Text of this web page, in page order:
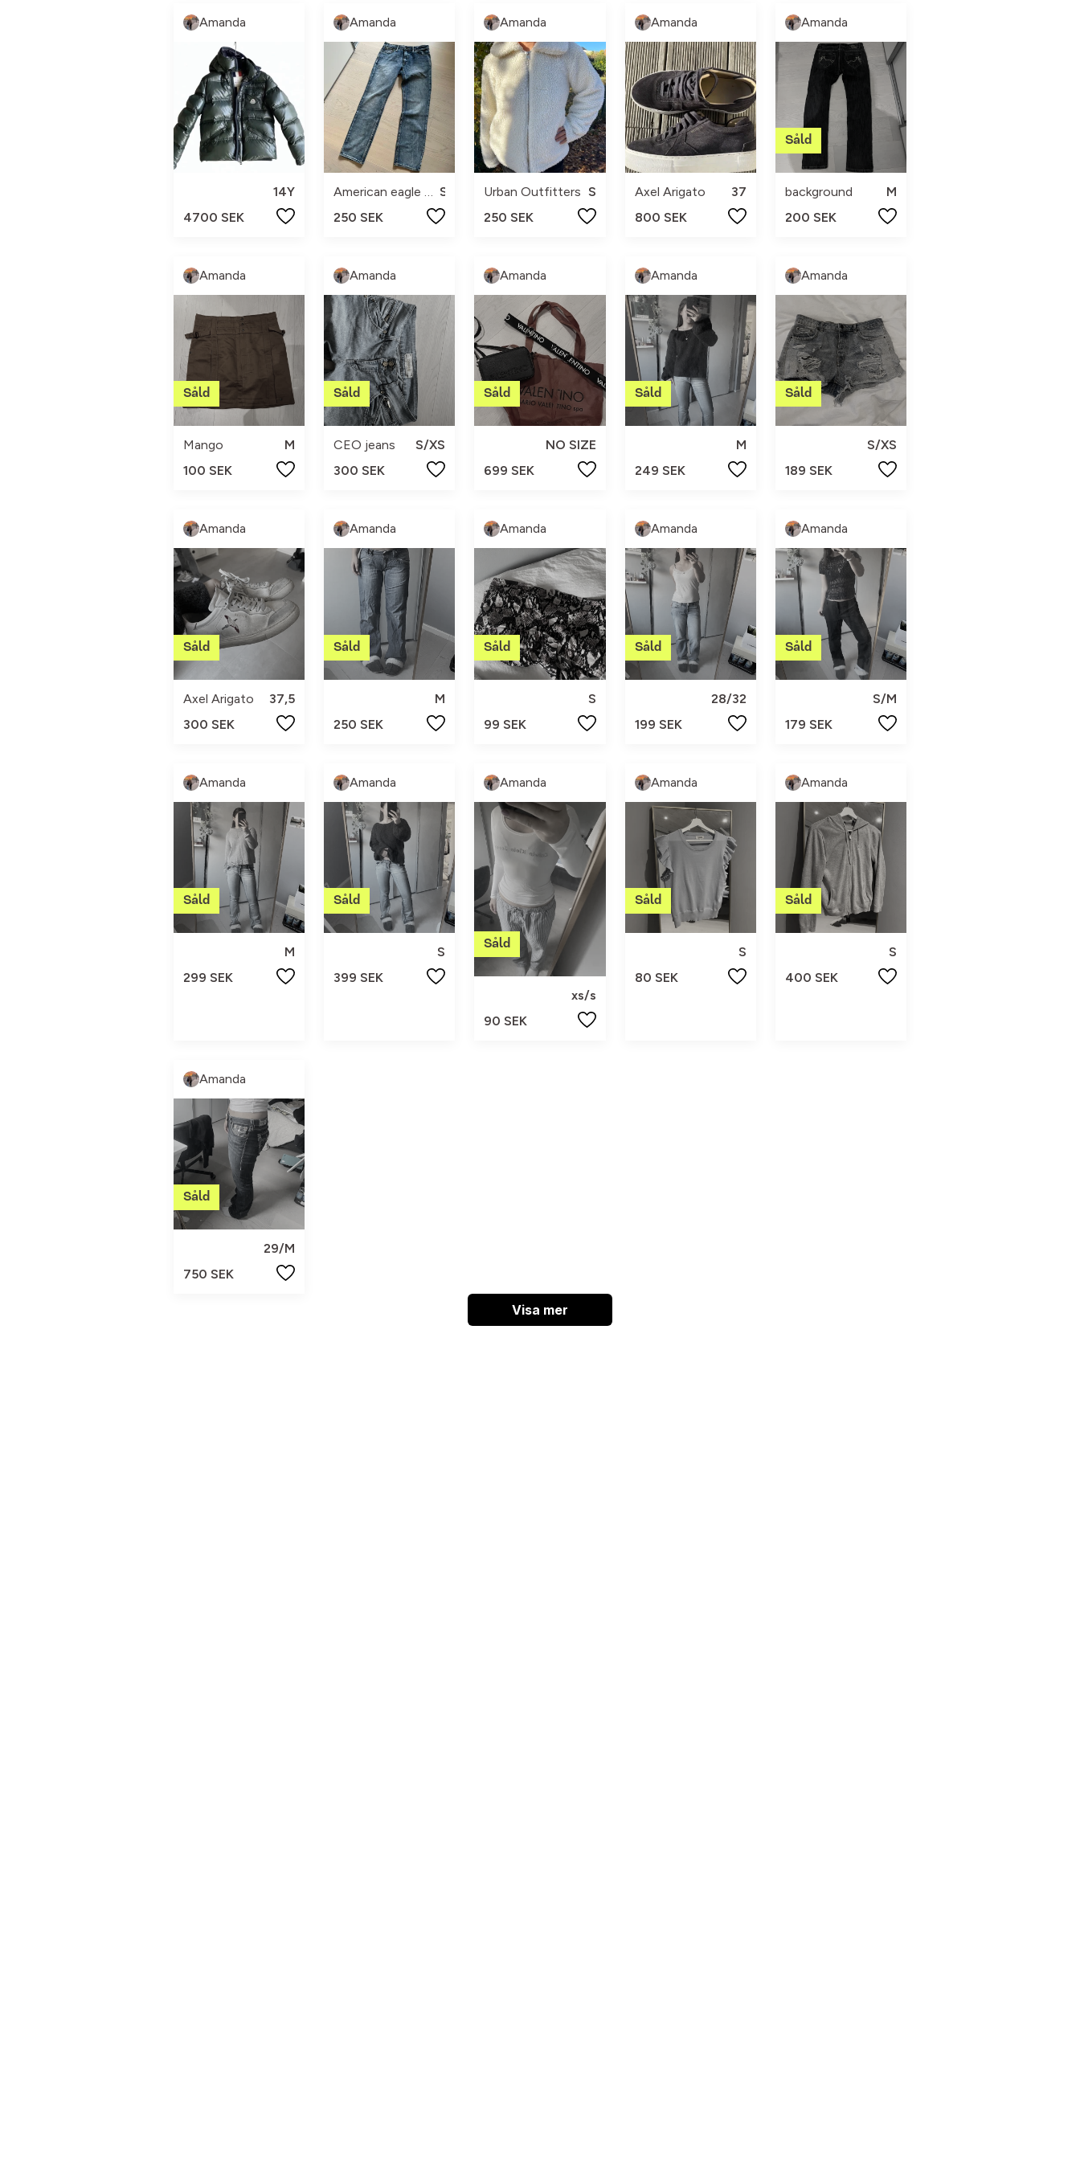
Amanda
14Y
4700 SEK
Amanda
American eagle outfitters
250 SEK
Amanda
Urban Outfitters S
250 SEK
Amanda
Axel Arigato
37
800 SEK
Amanda
background
M
200 SEK
Amanda
Mango
M
100 SEK
Amanda
CEO jeans
S/XS
300 SEK
Amanda
NO SIZE
699 SEK
Amanda
M
249 SEK
Amanda
S/XS
189 SEK
Amanda
Axel Arigato
37,5
300 SEK
Amanda
M
250 SEK
Amanda
S
99 SEK
Amanda
28/32
199 SEK
Amanda
S/M
179 SEK
Amanda
M
299 SEK
Amanda
S
399 SEK
Amanda
xs/s
90 SEK
Amanda
S
80 SEK
Amanda
S
400 SEK
Amanda
29/M
750 SEK
Visa mer